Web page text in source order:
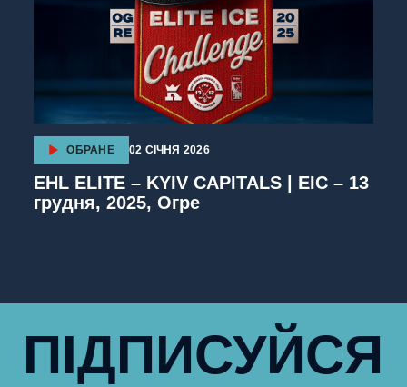
ОБРАНЕ 02 СІЧНЯ 2026
EHL ELITE – KYIV CAPITALS | EIC – 13
грудня, 2025, Огре
ПІДПИСУЙСЯ